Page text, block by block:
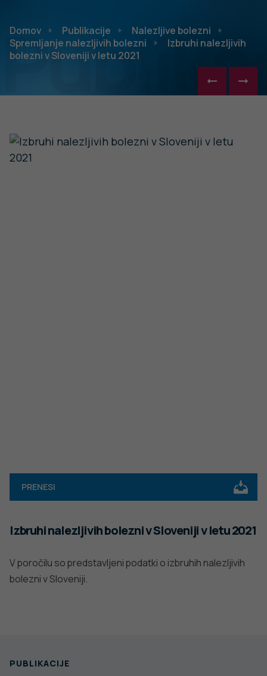
Domov Publikacije
Nalezljive bolezni
Spremljanje nalezljivih bolezni
Izbruhi nalezljivih
bolezni v Sloveniji v letu 2021
PRENESI
Izbruhi nalezljivih bolezni v Sloveniji v letu 2021
V poročilu so predstavljeni podatki o izbruhih nalezljivih
bolezni v Sloveniji.
PUBLIKACIJE